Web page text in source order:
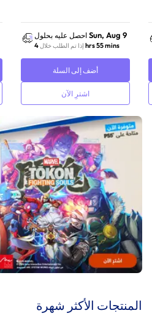
احصل عليه بحلول Sun, Aug 9
إذا تم الطلب خلال 4 hrs 55 mins
أضف إلى السلة
اشترِ الآن
‫المنتجات الأكثر شهرة‬